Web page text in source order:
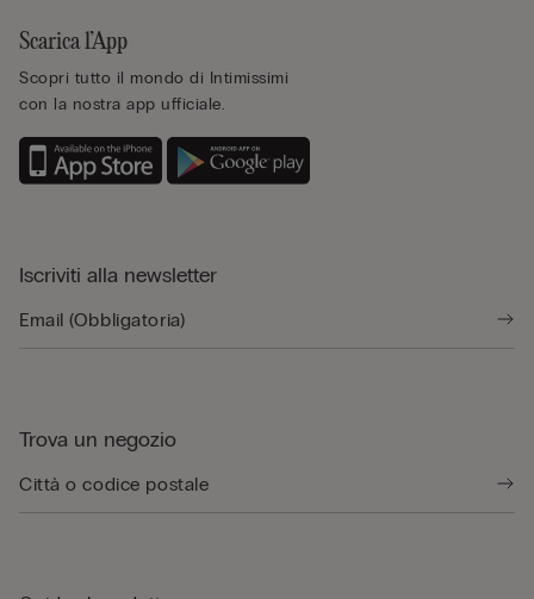
Scarica l’App
Scopri tutto il mondo di Intimissimi
con la nostra app ufficiale.
Iscriviti alla newsletter
Trova un negozio